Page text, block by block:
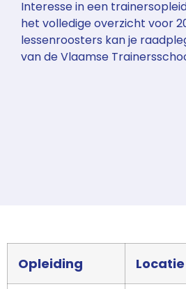
Interesse in een
het volledige overzicht voor
lessenroosters kan je
van de Vlaamse
Opleiding Locatie